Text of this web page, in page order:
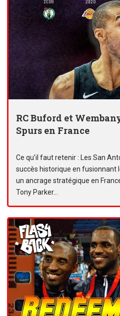
RC Buford et
Spurs en France
Ce qu’il faut retenir : Les San
succès historique en fusionnant
un ancrage stratégique en
Tony Parker...